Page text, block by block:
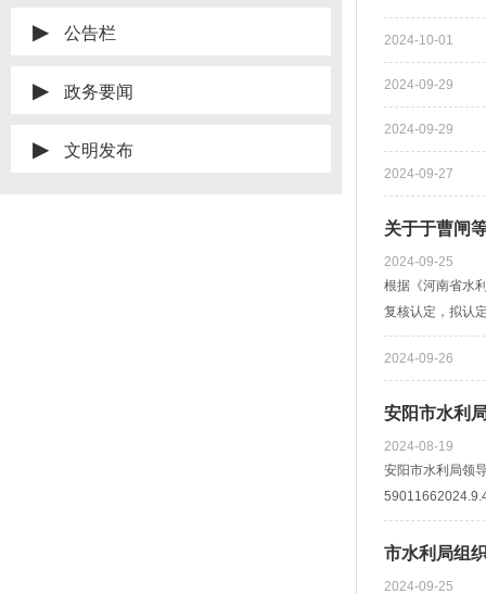
▶ 公告栏
▶ 政务要闻
▶ 文明发布
2024-10-01
2024-09-29
2024-09-29
2024-09-27
关于于曹闸
2024-09-25
根据《河南省水
复核认定，拟认
2024-09-26
安阳市水利
2024-08-19
安阳市水利局领
市水利局组
2024-09-25